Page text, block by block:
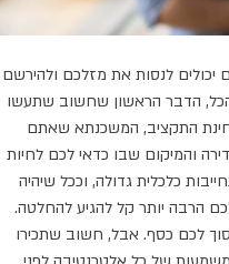
לנסות את מזלכם ולהירשם
הכל, הדבר הראשון שחשוב שתעשו
התקציב, המשכנתא שאתם
והמיקום שבו כדאי לכם לחיות
כלכלית גדולה, וככל שיהיה
הרבה יותר קל להגיע להחלטה.
לכם כסף. אבל, חשוב שתכירו